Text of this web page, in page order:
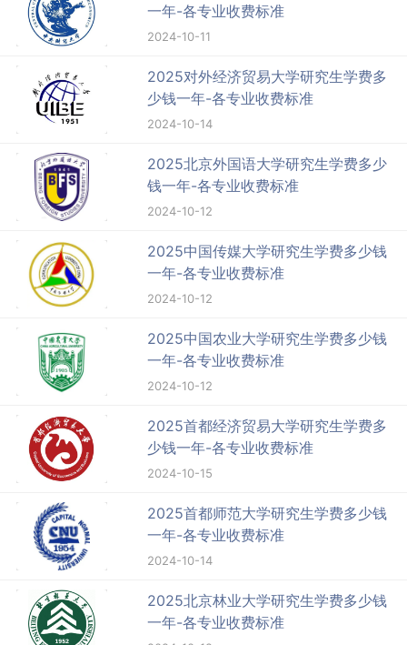
一年-各专业收费标准
2024-10-11
2025对外经济贸易大学研究生学费多
少钱一年-各专业收费标准
2024-10-14
2025北京外国语大学研究生学费多少
钱一年-各专业收费标准
2024-10-12
2025中国传媒大学研究生学费多少钱
一年-各专业收费标准
2024-10-12
2025中国农业大学研究生学费多少钱
一年-各专业收费标准
2024-10-12
2025首都经济贸易大学研究生学费多
少钱一年-各专业收费标准
2024-10-15
2025首都师范大学研究生学费多少钱
一年-各专业收费标准
2024-10-14
2025北京林业大学研究生学费多少钱
一年-各专业收费标准